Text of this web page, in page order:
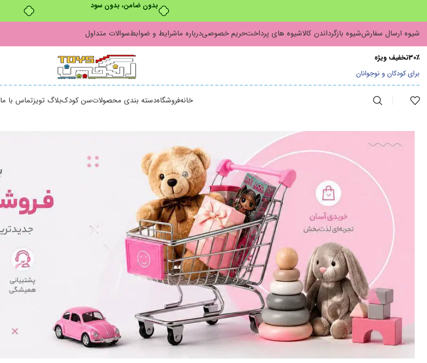
بدون ضامن، بدون سود
شیوه ارسال سفارششیوه بازگرداندن کالاشیوه های پرداختحریم خصوصیدرباره ماشرایط و ضوابطسوالات متداول
30٪تخفیف ویژه
برای کودکان و نوجوانان
خانهفروشگاهدسته بندی محصولاتسن کودکبلاگ تویزتماس با ما